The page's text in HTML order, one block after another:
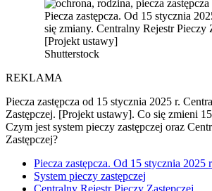
Piecza zastępcza. Od 15 stycznia
się zmiany. Centralny Rejestr Pieczy
[Projekt ustawy]
Shutterstock
REKLAMA
Piecza zastępcza od 15 stycznia 2025 r.
Zastępczej. [Projekt ustawy]. Co się zmieni
Czym jest system pieczy zastępczej oraz
Zastępczej?
Piecza zastępcza. Od 15 stycznia 2025
System pieczy zastępczej
Centralny Rejestr Pieczy Zastępczej